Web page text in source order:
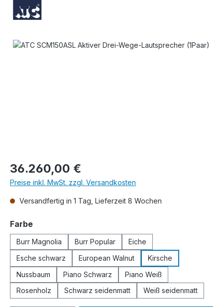
Bildergalerie überspringen
Regulärer Preis:
36.260,00 €
Preise inkl. MwSt. zzgl. Versandkosten
Versandfertig in 1 Tag, Lieferzeit 8 Wochen
Farbeauswählen
Burr Magnolia Burr Popular
Eiche
Esche schwarz
European Walnut
Kirsche
Nussbaum
Piano Schwarz
Piano Weiß
Rosenholz
Schwarz seidenmatt Weiß seidenmatt